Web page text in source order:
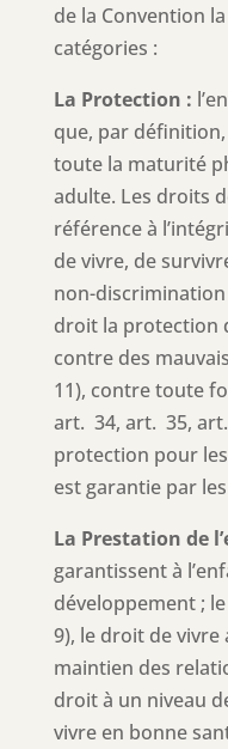
de la Convention
catégories :
La Protection :
que, par définition,
toute la maturité
adulte. Les droits
référence à
de vivre, de
non-
droit la protection
contre des
11), contre toute
art. 34, art. 35,
protection pour
est garantie par
La Prestation de
garantissent à
développement ;
9), le droit de vivre
maintien des
droit à un niveau
vivre en bonne